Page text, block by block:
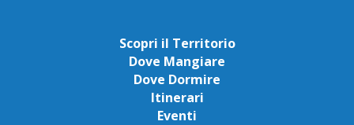
Scopri il Territorio
Dove Mangiare
Dove Dormire
Itinerari
Eventi